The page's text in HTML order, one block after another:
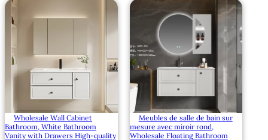
Wholesale Wall Cabinet
Bathroom, White Bathroom
Vanity with Drawers High-quality
Meubles de salle de bain sur
mesure avec miroir rond,
Wholesale Floating Bathroom